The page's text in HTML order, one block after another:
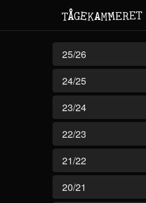
TÅGEKAMMERET
25/26
24/25
23/24
22/23
21/22
20/21